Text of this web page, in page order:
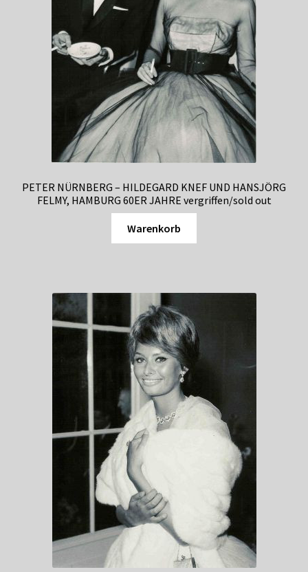
PETER NÜRNBERG – HILDEGARD KNEF UND HANSJÖRG
FELMY, HAMBURG 60ER JAHRE vergriffen/sold out
Warenkorb